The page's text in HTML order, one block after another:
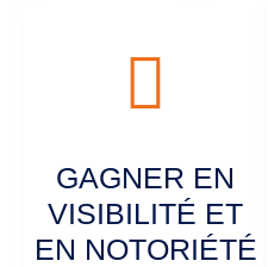
GAGNER EN
VISIBILITÉ ET
EN NOTORIÉTÉ